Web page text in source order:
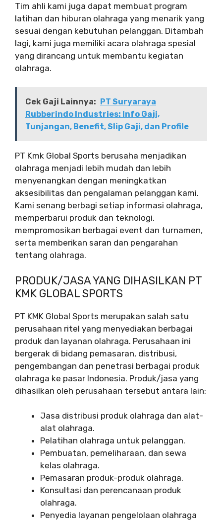
Tim ahli kami juga dapat membuat program
latihan dan hiburan olahraga yang menarik yang
sesuai dengan kebutuhan pelanggan. Ditambah
lagi, kami juga memiliki acara olahraga spesial
yang dirancang untuk membantu kegiatan
olahraga.
Cek Gaji Lainnya:
PT Suryaraya
Rubberindo Industries: Info Gaji,
Tunjangan, Benefit, Slip Gaji, dan Profile
PT Kmk Global Sports berusaha menjadikan
olahraga menjadi lebih mudah dan lebih
menyenangkan dengan meningkatkan
aksesibilitas dan pengalaman pelanggan kami.
Kami senang berbagi setiap informasi olahraga,
memperbarui produk dan teknologi,
mempromosikan berbagai event dan turnamen,
serta memberikan saran dan pengarahan
tentang olahraga.
PRODUK/JASA YANG DIHASILKAN PT
KMK GLOBAL SPORTS
PT KMK Global Sports merupakan salah satu
perusahaan ritel yang menyediakan berbagai
produk dan layanan olahraga. Perusahaan ini
bergerak di bidang pemasaran, distribusi,
pengembangan dan penetrasi berbagai produk
olahraga ke pasar Indonesia. Produk/jasa yang
dihasilkan oleh perusahaan tersebut antara lain:
Jasa distribusi produk olahraga dan alat-
alat olahraga.
Pelatihan olahraga untuk pelanggan.
Pembuatan, pemeliharaan, dan sewa
kelas olahraga.
Pemasaran produk-produk olahraga.
Konsultasi dan perencanaan produk
olahraga.
Penyedia layanan pengelolaan olahraga